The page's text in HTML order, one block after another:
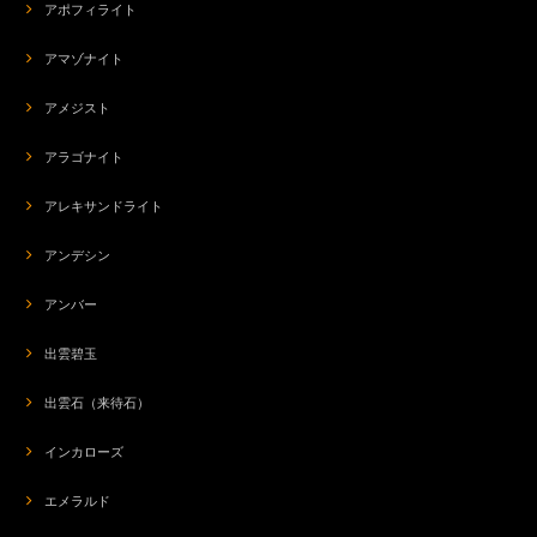
アポフィライト
アマゾナイト
アメジスト
アラゴナイト
アレキサンドライト
アンデシン
アンバー
出雲碧玉
出雲石（来待石）
インカローズ
エメラルド